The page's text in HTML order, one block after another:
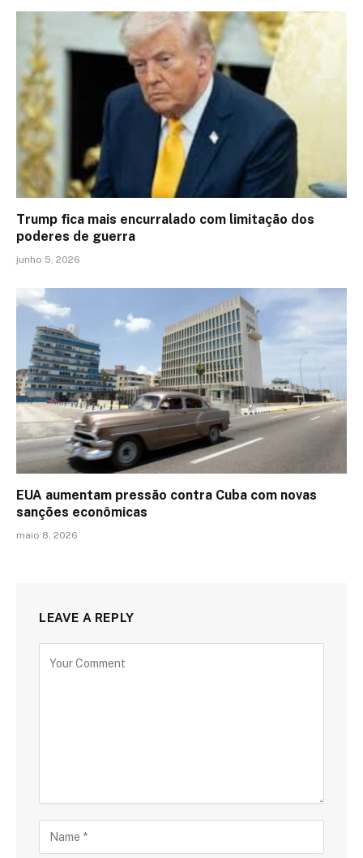
Trump fica mais encurralado com limitação dos
poderes de guerra
junho 5, 2026
EUA aumentam pressão contra Cuba com novas
sanções econômicas
maio 8, 2026
LEAVE A REPLY